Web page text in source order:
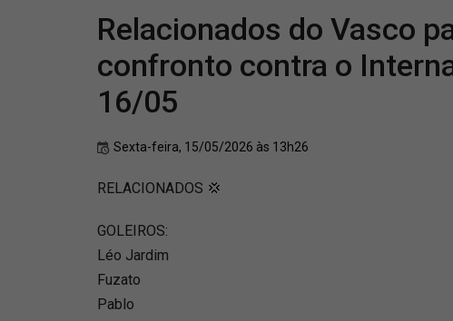
Relacionados do Vasco
confronto contra o
16/05
Sexta-feira, 15/05/2026 às 13h26
RELACIONADOS 💢
GOLEIROS:
Léo Jardim
Fuzato
Pablo